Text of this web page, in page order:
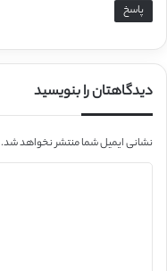
پاسخ
دیدگاهتان را بنویسید
نشانی ایمیل شما منتشر نخواهد شد.